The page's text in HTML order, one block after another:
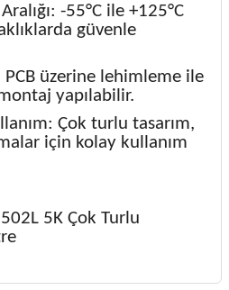
-55°C ile +125°C
güvenle
üzerine lehimleme ile
yapılabilir.
Çok turlu tasarım,
için kolay kullanım
5K Çok Turlu